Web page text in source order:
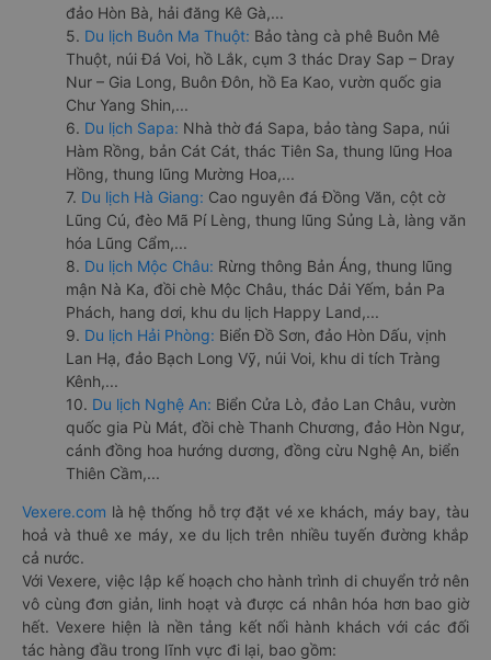
đảo Hòn Bà, hải đăng Kê Gà,...
5. Du lịch Buôn Ma Thuột: Bảo tàng cà phê Buôn Mê
Thuột, núi Đá Voi, hồ Lắk, cụm 3 thác Dray Sap – Dray
Nur – Gia Long, Buôn Đôn, hồ Ea Kao, vườn quốc gia
Chư Yang Shin,...
6. Du lịch Sapa: Nhà thờ đá Sapa, bảo tàng Sapa, núi
Hàm Rồng, bản Cát Cát, thác Tiên Sa, thung lũng Hoa
Hồng, thung lũng Mường Hoa,...
7. Du lịch Hà Giang: Cao nguyên đá Đồng Văn, cột cờ
Lũng Cú, đèo Mã Pí Lèng, thung lũng Sủng Là, làng văn
hóa Lũng Cẩm,...
8. Du lịch Mộc Châu: Rừng thông Bản Áng, thung lũng
mận Nà Ka, đồi chè Mộc Châu, thác Dải Yếm, bản Pa
Phách, hang dơi, khu du lịch Happy Land,...
9. Du lịch Hải Phòng: Biển Đồ Sơn, đảo Hòn Dấu, vịnh
Lan Hạ, đảo Bạch Long Vỹ, núi Voi, khu di tích Tràng
Kênh,...
10. Du lịch Nghệ An: Biển Cửa Lò, đảo Lan Châu, vườn
quốc gia Pù Mát, đồi chè Thanh Chương, đảo Hòn Ngư,
cánh đồng hoa hướng dương, đồng cừu Nghệ An, biển
Thiên Cầm,...
Vexere.com là hệ thống hỗ trợ đặt vé xe khách, máy bay, tàu
hoả và thuê xe máy, xe du lịch trên nhiều tuyến đường khắp
cả nước.
Với Vexere, việc lập kế hoạch cho hành trình di chuyển trở nên
vô cùng đơn giản, linh hoạt và được cá nhân hóa hơn bao giờ
hết. Vexere hiện là nền tảng kết nối hành khách với các đối
tác hàng đầu trong lĩnh vực đi lại, bao gồm: